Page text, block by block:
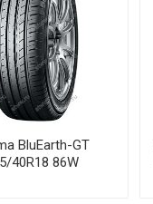
от 14 760 ₽
от 22 120 ₽
от 13 440 ₽
от 16 020 ₽
BluEarth-GT
40R18 86W